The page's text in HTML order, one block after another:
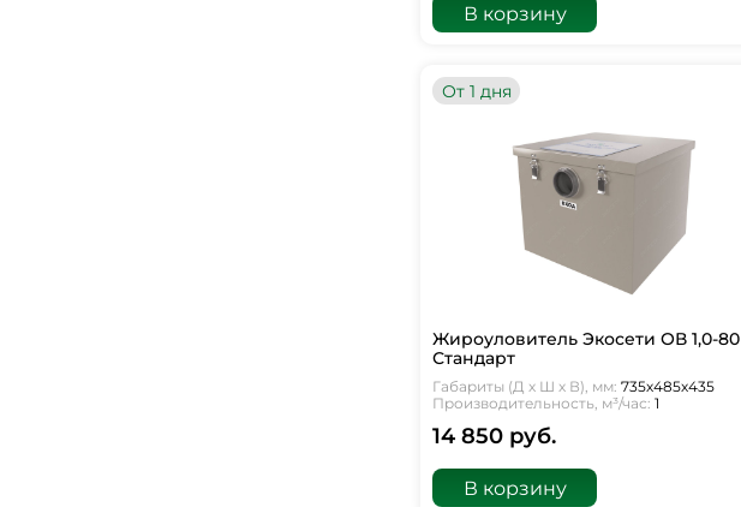
В корзину
От 1 дня
Жироуловитель Экосети ОВ 1,0-80
Стандарт
Габариты (Д х Ш х В), мм: 735х485х435
Производительность, м³/час: 1
14 850 руб.
В корзину